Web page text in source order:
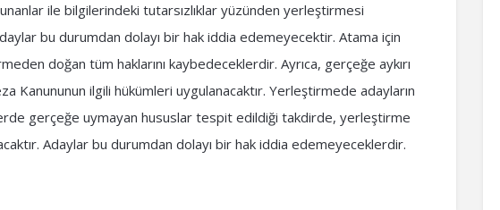
ile bilgilerindeki tutarsızlıklar yüzünden yerleştirmesi
bu durumdan dolayı bir hak iddia edemeyecektir. Atama için
doğan tüm haklarını kaybedeceklerdir. Ayrıca, gerçeğe aykırı
Kanununun ilgili hükümleri uygulanacaktır. Yerleştirmede adayların
gerçeğe uymayan hususlar tespit edildiği takdirde, yerleştirme
Adaylar bu durumdan dolayı bir hak iddia edemeyeceklerdir.